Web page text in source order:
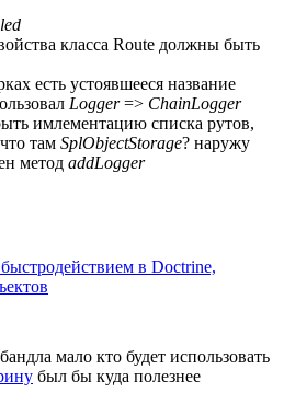
класса Route должны быть
есть устоявшееся название
Logger=> ChainLogger
имлементацию списка рутов,
там SplObjectStorage? наружу
метод addLogger
в Doctrine,
мало кто будет использовать
был бы куда полезнее